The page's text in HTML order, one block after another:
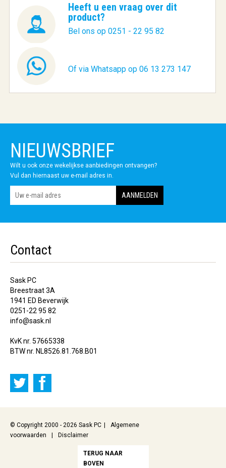
Heeft u een vraag over dit
product?
Bel ons op 0251 - 22 95 82
Of via Whatsapp op 06 13 273 147
NIEUWSBRIEF
Wilt u ook onze wekelijkse aanbiedingen ontvangen?
Vul dan hiernaast uw e-mail adres in.
Contact
Sask PC
Breestraat 3A
1941 ED Beverwijk
0251-22 95 82
info@sask.nl
KvK nr. 57665338
BTW nr. NL8526.81.768.B01
© Copyright 2000 - 2026 Sask PC
Algemene
voorwaarden
Disclaimer
TERUG NAAR
BOVEN